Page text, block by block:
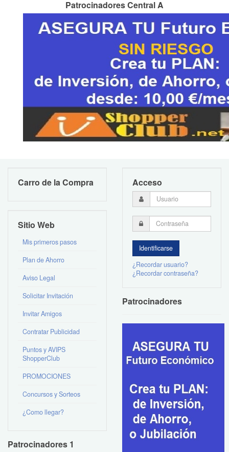
Patrocinadores Central A
Carro de la Compra
Sitio Web
Mis primeros pasos
Plan de Ahorro
Aviso Legal
Solicitar Invitación
Invitar Amigos
Contratar Publicidad
Puntos y AVIPS
ShopperClub
PROMOCIONES
Concursos y Sorteos
¿Como llegar?
Patrocinadores 1
Acceso
¿Recordar usuario?
¿Recordar contraseña?
Patrocinadores